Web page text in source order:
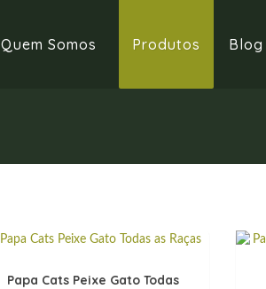
Quem Somos Produtos Blog
Papa Cats Peixe Gato Todas